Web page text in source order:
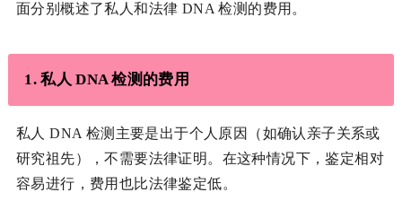
面分别概述了私人和法律 DNA 检测的费用。
1.私人 DNA 检测的费用
私人 DNA 检测主要是出于个人原因（如确认亲子关系或
研究祖先），不需要法律证明。在这种情况下，鉴定相对
容易进行，费用也比法律鉴定低。